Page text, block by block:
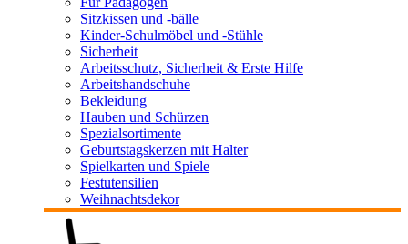
Sitzkissen und -bälle
Kinder-Schulmöbel und -Stühle
Sicherheit
Arbeitsschutz, Sicherheit & Erste Hilfe
Arbeitshandschuhe
Bekleidung
Hauben und Schürzen
Spezialsortimente
Geburtstagskerzen mit Halter
Spielkarten und Spiele
Festutensilien
Weihnachtsdekor